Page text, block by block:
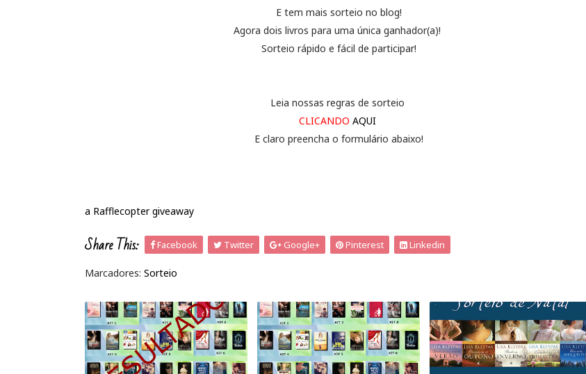
E tem mais sorteio no blog!
Agora dois livros para uma única ganhador(a)!
Sorteio rápido e fácil de participar!
Leia nossas regras de sorteio
CLICANDO AQUI
E claro preencha o formulário abaixo!
a Rafflecopter giveaway
Share This: Facebook Twitter Google+ Pinterest Linkedin
Marcadores: Sorteio